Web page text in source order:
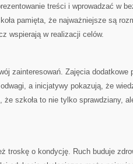
treści i wprowadzać w
pamięta, że najważniejsze są
wspierają w realizacji celów.
zainteresowań. Zajęcia dodatkowe
a inicjatywy pokazują, że
szkoła to nie tylko sprawdziany,
troskę o kondycję. Ruch buduje